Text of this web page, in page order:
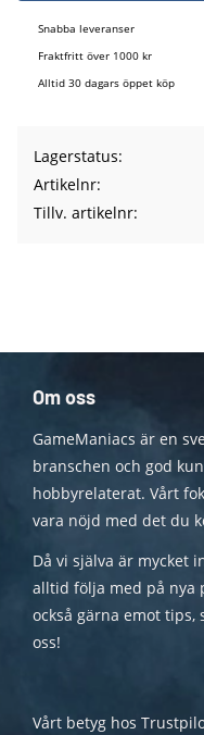
Snabba leveranser
Fraktfritt över 1000 kr
Alltid 30 dagars öppet köp
Lagerstatus
Artikelnr
Tillv. artikelnr
Om oss
GameManiacs är en
branschen och god
hobbyrelaterat. Vårt
vara nöjd med det du
Då vi själva är mycket
alltid följa med på nya
också gärna emot tips,
oss!
Vårt betyg hos